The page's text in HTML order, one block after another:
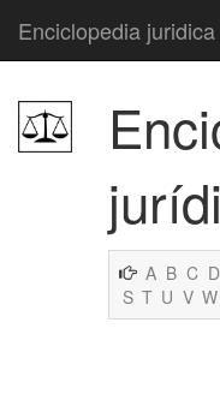
Enciclopedia juridica
A B C D
S T U V W